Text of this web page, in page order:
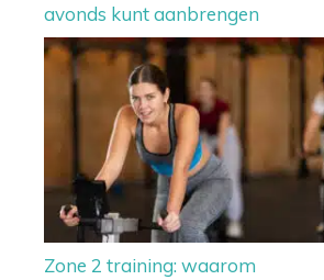
avonds kunt aanbrengen
Zone 2 training: waarom